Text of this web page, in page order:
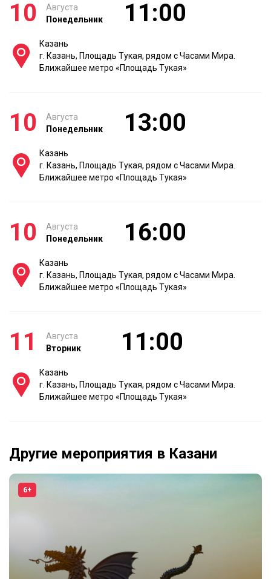
10
Августа
Понедельник
11:00
Казань
г. Казань, Площадь Тукая, рядом с Часами Мира.
Ближайшее метро «Площадь Тукая»
10
Августа
Понедельник
13:00
Казань
г. Казань, Площадь Тукая, рядом с Часами Мира.
Ближайшее метро «Площадь Тукая»
10
Августа
Понедельник
16:00
Казань
г. Казань, Площадь Тукая, рядом с Часами Мира.
Ближайшее метро «Площадь Тукая»
11
Августа
Вторник
11:00
Казань
г. Казань, Площадь Тукая, рядом с Часами Мира.
Ближайшее метро «Площадь Тукая»
Другие мероприятия в Казани
6+